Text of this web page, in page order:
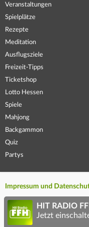
Veranstaltungen
Spielplätze
Rezepte
Meditation
Ausflugsziele
Freizeit-Tipps
Ticketshop
Lotto Hessen
Spiele
Mahjong
Backgammon
Quiz
Partys
Impressum und
HIT RADIO
Jetzt